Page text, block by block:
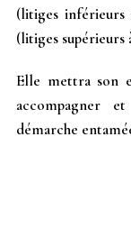
(litiges inférieurs
(litiges supérieurs
Elle mettra son
accompagner
démarche